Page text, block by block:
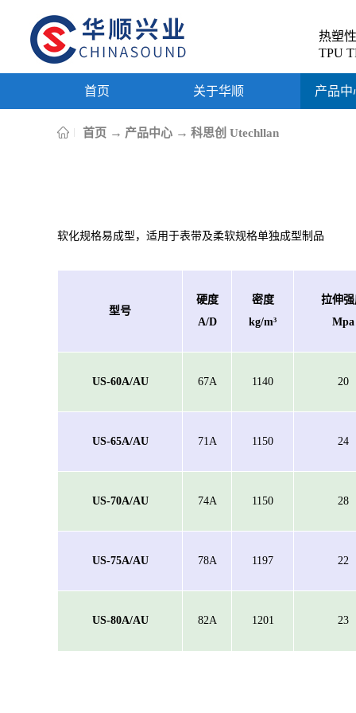
热塑
TPU
首页 关于华顺 产品中
首页 → 产品中心 → 科思创 Utechllan
软化规格易成型，适用于表带及柔软规格单独成型制品
型号
硬度
A/D
密度
kg/m³
拉伸强
Mpa
US-60A/AU 67A 1140 20
US-65A/AU 71A 1150 24
US-70A/AU 74A 1150 28
US-75A/AU 78A 1197 22
US-80A/AU 82A 1201 23